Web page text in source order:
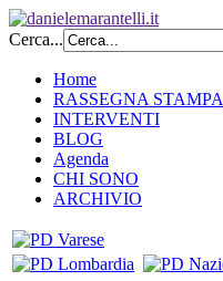
Cerca...
Home
RASSEGNA STAMPA
INTERVENTI
BLOG
Agenda
CHI SONO
ARCHIVIO